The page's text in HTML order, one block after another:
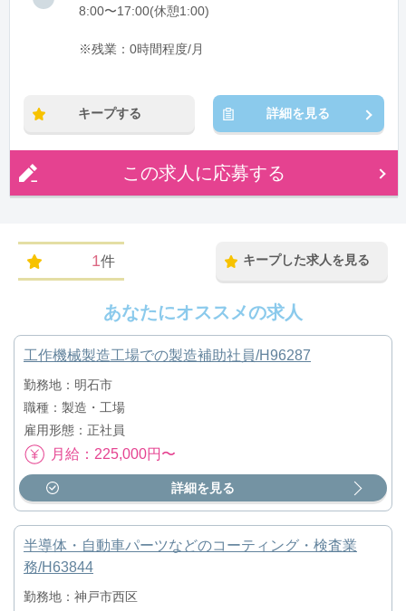
8:00〜17:00(休憩1:00)
※残業：0時間程度/月
キープする 詳細を見る
この求人に応募する
1件 キープした求人を見る
あなたにオススメの求人
工作機械製造工場での製造補助社員/H96287
勤務地：明石市
職種：製造・工場
雇用形態：正社員
月給：225,000円〜
詳細を見る
半導体・自動車パーツなどのコーティング・検査業
務/H63844
勤務地：神戸市西区